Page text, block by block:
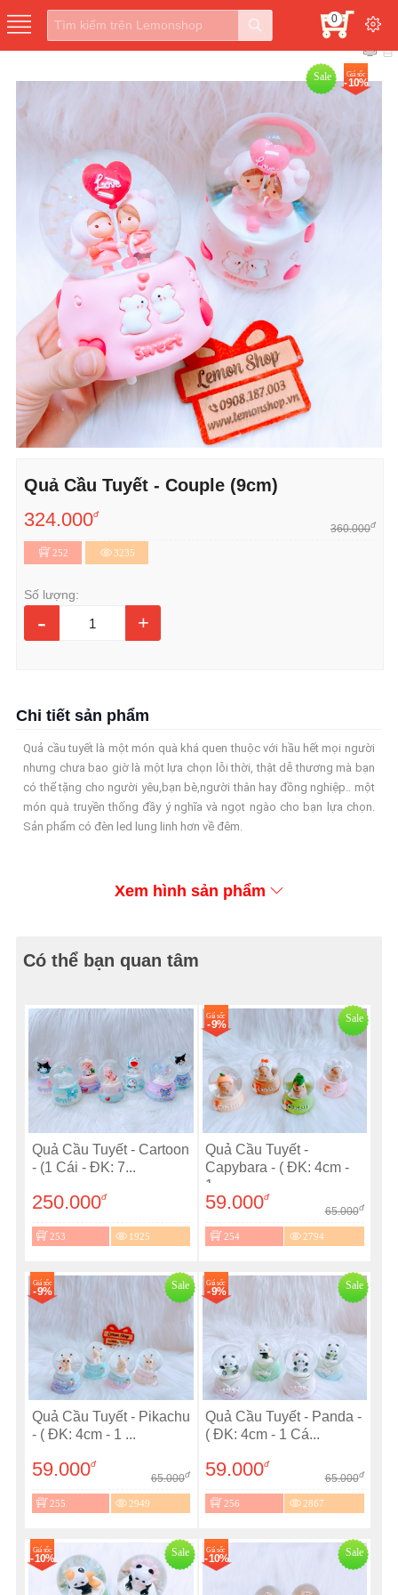
0
Sale Giá sốc
- 10%
Quả Cầu Tuyết - Couple (9cm)
324.000đ
360.000đ
252 3235
Số lượng:
- +
Chi tiết sản phẩm
Quả cầu tuyết là một món quà khá quen thuộc với hầu hết mọi người
nhưng chưa bao giờ là một lựa chọn lỗi thời, thật dễ thương mà bạn
có thể tặng cho người yêu,bạn bè,người thân hay đồng nghiệp.. một
món quà truyền thống đầy ý nghĩa và ngọt ngào cho bạn lựa chọn.
Sản phẩm có đèn led lung linh hơn về đêm.
Xem hình sản phẩm
Có thể bạn quan tâm
Quả Cầu Tuyết - Cartoon
- (1 Cái - ĐK: 7...
250.000đ
253 1925
Sale
Giá sốc
- 9%
Quả Cầu Tuyết -
Capybara - ( ĐK: 4cm -
1...
59.000đ
65.000đ
254 2794
Sale
Giá sốc
- 9%
Quả Cầu Tuyết - Pikachu
- ( ĐK: 4cm - 1 ...
59.000đ
65.000đ
255 2949
Sale
Giá sốc
- 9%
Quả Cầu Tuyết - Panda -
( ĐK: 4cm - 1 Cá...
59.000đ
65.000đ
256 2867
Sale
Giá sốc
- 10% Sale
Giá sốc
- 10%